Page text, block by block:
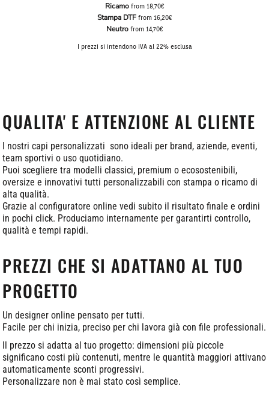
Ricamofrom 18,70€
Stampa DTFfrom 16,20€
Neutrofrom 14,70€
I prezzi si intendono IVA al 22% esclusa
QUALITA' E ATTENZIONE AL CLIENTE
I nostri capi personalizzati sono ideali per brand, aziende, eventi,
team sportivi o uso quotidiano.
Puoi scegliere tra modelli classici, premium o ecosostenibili,
oversize e innovativi tutti personalizzabili con stampa o ricamo di
alta qualità.
Grazie al configuratore online vedi subito il risultato finale e ordini
in pochi click. Produciamo internamente per garantirti controllo,
qualità e tempi rapidi.
PREZZI CHE SI ADATTANO AL TUO
PROGETTO
Un designer online pensato per tutti.
Facile per chi inizia, preciso per chi lavora già con file professionali.
Il prezzo si adatta al tuo progetto: dimensioni più piccole
significano costi più contenuti, mentre le quantità maggiori attivano
automaticamente sconti progressivi.
Personalizzare non è mai stato così semplice.